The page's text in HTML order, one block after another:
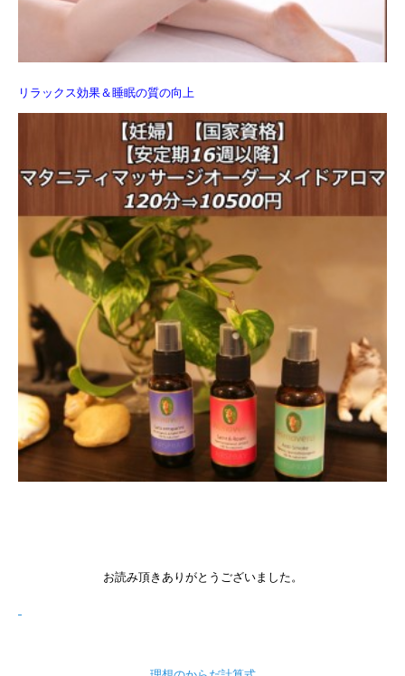
リラックス効果＆睡眠の質の向上
お読み頂きありがとうございました。